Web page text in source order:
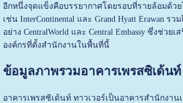
อีกหนึ่งจุดแข็งคือบรรยากาศโดยรอบที่รายล้อมด้ว
เช่น InterContinental และ Grand Hyatt Erawan ร
อย่าง CentralWorld และ Central Embassy ซึ่งช่วย
องค์กรที่ตั้งสำนักงานในพื้นที่นี้
ข้อมูลภาพรวมอาคารเพรสซิเด้นท์
อาคารเพรสซิเด้นท์ ทาวเวอร์เป็นอาคารสำนักงาน